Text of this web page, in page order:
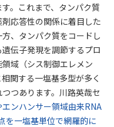
。これまで、タンパク質
応答性の関係に着目した
、タンパク質をコードし
伝子発現を調節するプロ
域（シス制御エレメン
関する一塩基多型が多く
つあります。川路英哉セ
ンハンサー領域由来RNA
を一塩基単位で網羅的に